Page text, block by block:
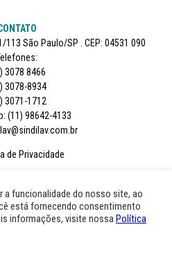
113 São Paulo/SP . CEP: 04531 090
3078 8466
3078-8934
3071-1712
(11) 98642-4133
de Privacidade
a funcionalidade do nosso site, ao
está fornecendo consentimento
informações, visite nossaPolítica